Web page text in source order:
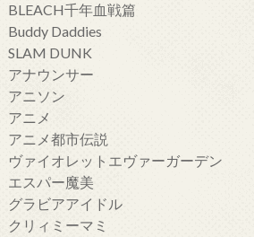
BLEACH千年血戦篇
Buddy Daddies
SLAM DUNK
アナウンサー
アニソン
アニメ
アニメ都市伝説
ヴァイオレットエヴァーガーデン
エスパー魔美
グラビアアイドル
クリィミーマミ